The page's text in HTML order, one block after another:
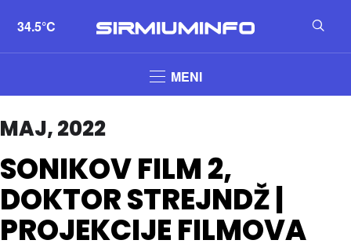
34.5°C
MENI
MAJ, 2022
SONIKOV FILM 2,
DOKTOR STREJNDŽ |
PROJEKCIJE FILMOVA